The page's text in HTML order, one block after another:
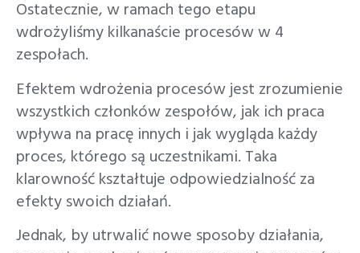
Ostatecznie, w ramach tego etapu
wdrożyliśmy kilkanaście procesów w 4
zespołach.
Efektem wdrożenia procesów jest zrozumienie
wszystkich członków zespołów, jak ich praca
wpływa na pracę innych i jak wygląda każdy
proces, którego są uczestnikami. Taka
klarowność kształtuje odpowiedzialność za
efekty swoich działań.
Jednak, by utrwalić nowe sposoby działania,